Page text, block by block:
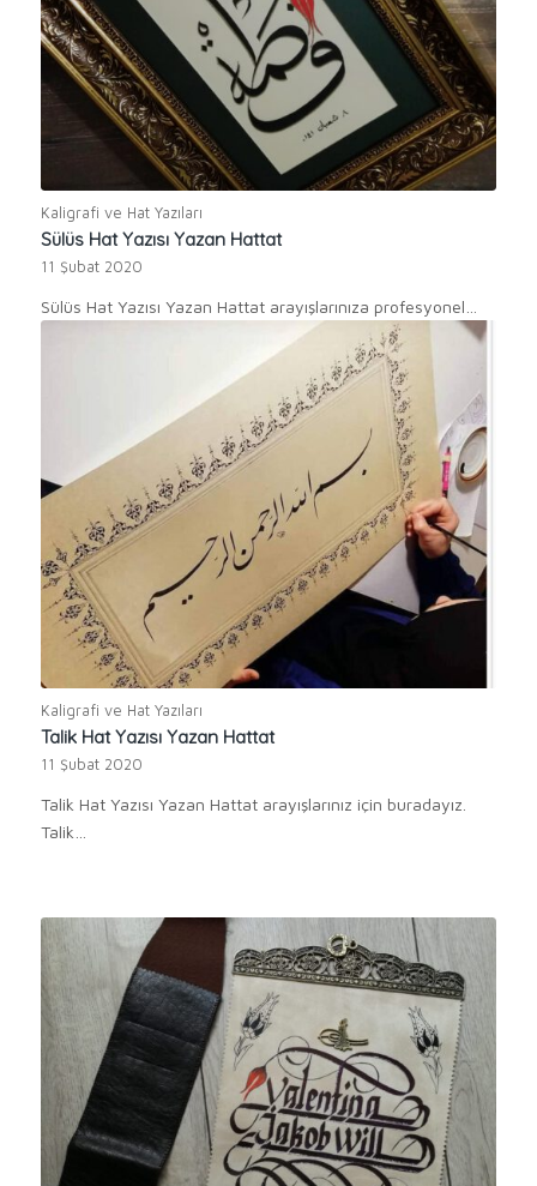
Kaligrafi ve Hat Yazıları
Sülüs Hat Yazısı Yazan Hattat
11 Şubat 2020
Sülüs Hat Yazısı Yazan Hattat arayışlarınıza profesyonel…
Kaligrafi ve Hat Yazıları
Talik Hat Yazısı Yazan Hattat
11 Şubat 2020
Talik Hat Yazısı Yazan Hattat arayışlarınız için buradayız.
Talik…